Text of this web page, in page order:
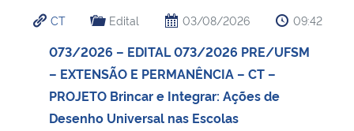
CT Edital 03/08/2026 09:42
073/2026 – EDITAL 073/2026 PRE/UFSM
– EXTENSÃO E PERMANÊNCIA – CT –
PROJETO Brincar e Integrar: Ações de
Desenho Universal nas Escolas